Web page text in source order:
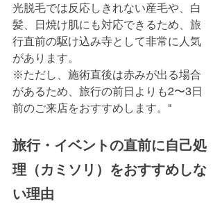
光脱毛では反応しきれない産毛や、白
髪、日焼け肌にも対応できるため、旅
行直前の駆け込み寺として非常に人気
があります。
※ただし、施術直後は赤みが出る場合
があるため、旅行の前日よりも2〜3日
前のご来店をおすすめします。"
旅行・イベントの直前に自己処
理（カミソリ）をおすすめしな
い理由